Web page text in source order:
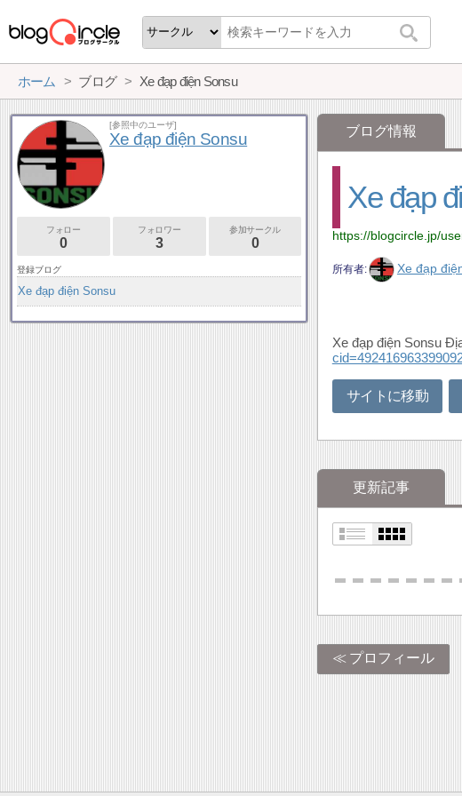
ホーム ブログ Xe đạp điện Sonsu
ブログ情報
Xe đạp
https://blogcircle.jp/
所有者 Xe đạp
Xe đạp điện Sonsu
サイトに移動
更新記事
プロフィール
[参照中のユーザ]
Xe đạp điện Sonsu
フォロー
0
フォロワー
3
参加サークル
0
登録ブログ
Xe đạp điện Sonsu